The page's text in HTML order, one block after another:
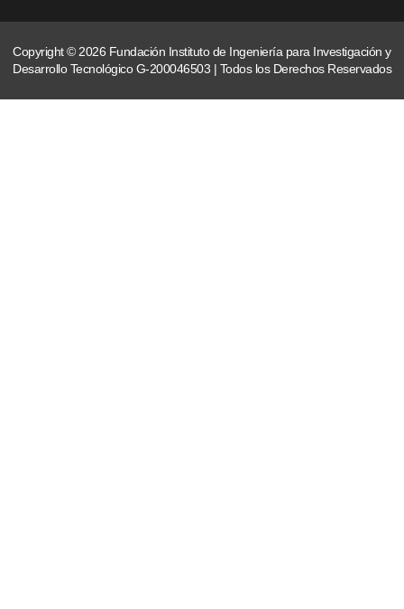
Copyright © 2026 Fundación Instituto de Ingeniería para Investigación y
Desarrollo Tecnológico G-200046503 | Todos los Derechos Reservados